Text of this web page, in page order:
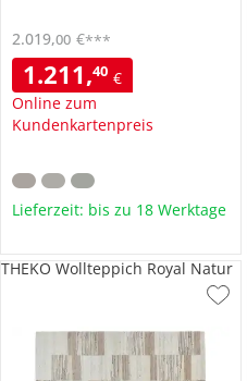
1.211,40 €
Online zum
Kundenkartenpreis
2.019,00 €***
Lieferzeit: bis zu 18 Werktage
THEKO Wollteppich Royal Natur